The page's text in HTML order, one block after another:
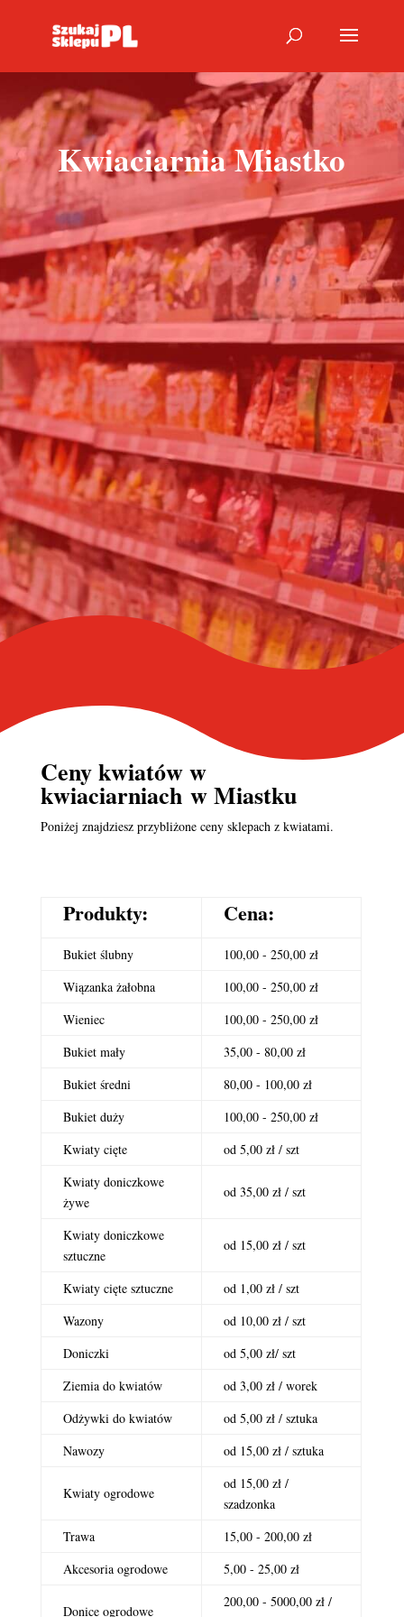
Kwiaciarnia Miastko
Ceny kwiatów w
kwiaciarniach w Miastku
Poniżej znajdziesz przybliżone ceny sklepach z kwiatami.
Produkty: Cena:
Bukiet ślubny
100,00 - 250,00 zł
Wiązanka żałobna
100,00 - 250,00 zł
Wieniec
100,00 - 250,00 zł
Bukiet mały
35,00 - 80,00 zł
Bukiet średni
80,00 - 100,00 zł
Bukiet duży
100,00 - 250,00 zł
Kwiaty cięte
od 5,00 zł / szt
Kwiaty doniczkowe
żywe
od 35,00 zł / szt
Kwiaty doniczkowe
sztuczne
od 15,00 zł / szt
Kwiaty cięte sztuczne
od 1,00 zł / szt
Wazony
od 10,00 zł / szt
Doniczki
od 5,00 zł/ szt
Ziemia do kwiatów
od 3,00 zł / worek
Odżywki do kwiatów
od 5,00 zł / sztuka
Nawozy
od 15,00 zł / sztuka
Kwiaty ogrodowe
od 15,00 zł /
szadzonka
Trawa
15,00 - 200,00 zł
Akcesoria ogrodowe
5,00 - 25,00 zł
Donice ogrodowe
200,00 - 5000,00 zł /